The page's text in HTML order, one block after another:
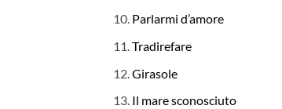
Parlarmi d’amore
Tradirefare
Girasole
Il mare sconosciuto